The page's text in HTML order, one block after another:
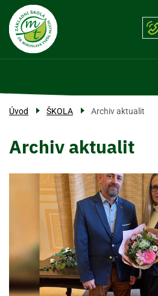
Přejít
hlavnímu
obsahu
Menu
navigace
ŠKOLA
PROJEKTY
ÚŘEDNÍ DESKA
KONTAKTY
Úvod ŠKOLA Archiv aktualit
Archiv aktualit